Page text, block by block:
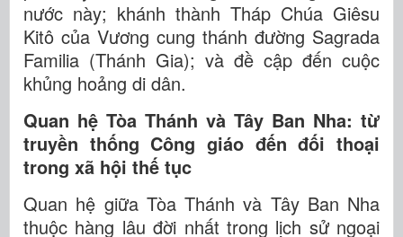
nước này; khánh thành Tháp Chúa Giêsu
Kitô của Vương cung thánh đường Sagrada
Familia (Thánh Gia); và đề cập đến cuộc
khủng hoảng di dân.
Quan hệ Tòa Thánh và Tây Ban Nha: từ
truyền thống Công giáo đến đối thoại
trong xã hội thế tục
Quan hệ giữa Tòa Thánh và Tây Ban Nha
thuộc hàng lâu đời nhất trong lịch sử ngoại